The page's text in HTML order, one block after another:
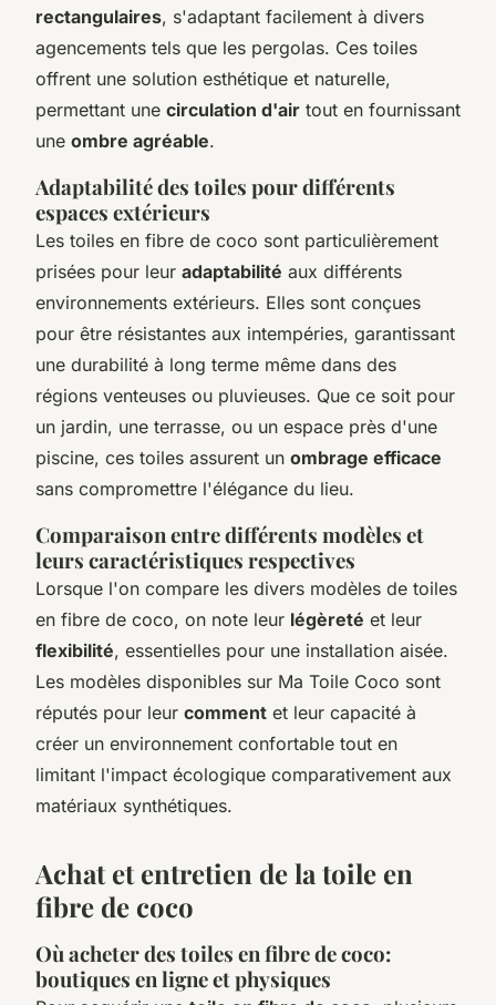
rectangulaires, s'adaptant facilement à divers
agencements tels que les pergolas. Ces toiles
offrent une solution esthétique et naturelle,
permettant une circulation d'air tout en fournissant
une ombre agréable.
Adaptabilité des toiles pour différents
espaces extérieurs
Les toiles en fibre de coco sont particulièrement
prisées pour leur adaptabilité aux différents
environnements extérieurs. Elles sont conçues
pour être résistantes aux intempéries, garantissant
une durabilité à long terme même dans des
régions venteuses ou pluvieuses. Que ce soit pour
un jardin, une terrasse, ou un espace près d'une
piscine, ces toiles assurent un ombrage efficace
sans compromettre l'élégance du lieu.
Comparaison entre différents modèles et
leurs caractéristiques respectives
Lorsque l'on compare les divers modèles de toiles
en fibre de coco, on note leur légèreté et leur
flexibilité, essentielles pour une installation aisée.
Les modèles disponibles sur Ma Toile Coco sont
réputés pour leur comment et leur capacité à
créer un environnement confortable tout en
limitant l'impact écologique comparativement aux
matériaux synthétiques.
Achat et entretien de la toile en
fibre de coco
Où acheter des toiles en fibre de coco:
boutiques en ligne et physiques